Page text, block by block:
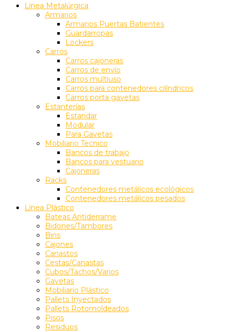
Línea Metalúrgica
Armarios
Armarios Puertas Batientes
Guardarropas
Lockers
Carros
Carros cajoneras
Carros de envío
Carros multiuso
Carros para contenedores cilíndricos
Carros porta gavetas
Estanterías
Estandar
Modular
Para Gavetas
Mobiliario Tecnico
Bancos de trabajo
Bancos para vestuario
Cajoneras
Racks
Contenedores metálicos ecológicos
Contenedores metálicos pesados
Línea Plástico
Bateas Antiderrame
Bidones/Tambores
Bins
Cajones
Canastos
Cestas/Canastas
Cubos/Tachos/Varios
Gavetas
Mobiliario Plástico
Pallets Inyectados
Pallets Rotomoldeados
Pisos
Residuos